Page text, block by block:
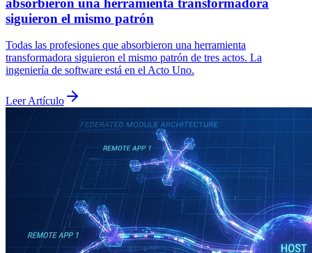
siguieron el mismo patrón
Todas las profesiones que absorbieron una herramienta
transformadora siguieron el mismo patrón de tres actos. La
ingeniería de software está en el Acto Uno.
Leer Artículo